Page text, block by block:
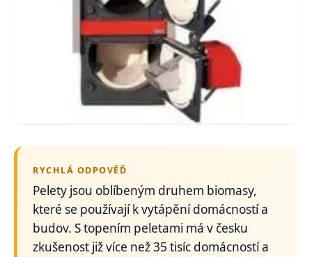
RYCHLÁ ODPOVĚĎ
Pelety jsou oblíbeným druhem biomasy,
které se používají k vytápění domácností a
budov. S topením peletami má v česku
zkušenost již více než 35 tisíc domácností a